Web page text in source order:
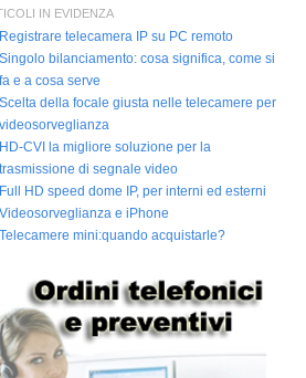
IN EVIDENZA
Registrare telecamera IP su PC remoto
Singolo bilanciamento: cosa significa, come si
fa e a cosa serve
Scelta della focale giusta nelle telecamere per
videosorveglianza
HD-CVI la migliore soluzione per la
trasmissione di segnale video
Full HD speed dome IP, per interni ed esterni
Videosorveglianza e iPhone
Telecamere mini:quando acquistarle?